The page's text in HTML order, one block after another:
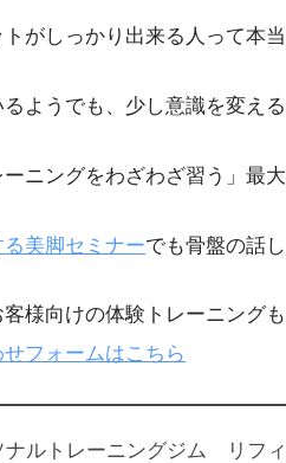
がしっかり出来る人って本
るようでも、少し意識を変え
ニングをわざわざ習う」最
美脚セミナーでも骨盤の話
様向けの体験トレーニング
せフォームはこちら
ナルトレーニングジム リフィ